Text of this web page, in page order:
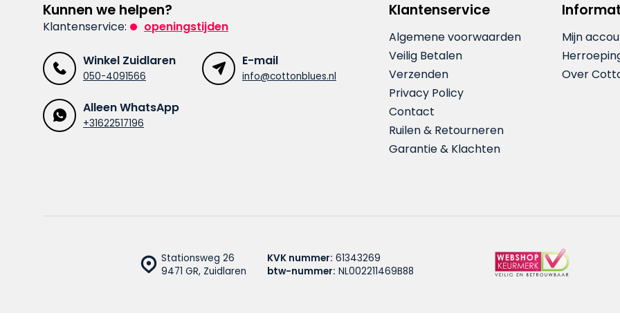
Kunnen we helpen?
Klantenservice: openingstijden
Winkel Zuidlaren
050-4091566
E-mail
info@cottonblues.nl
Alleen WhatsApp
+31622517196
Klantenservice
Algemene voorwaarden
Veilig Betalen
Verzenden
Privacy Policy
Contact
Ruilen & Retourneren
Garantie & Klachten
Mijn
Over
Stationsweg 26
9471 GR, Zuidlaren
KVK nummer: 61343269
btw-nummer: NL002211469B88